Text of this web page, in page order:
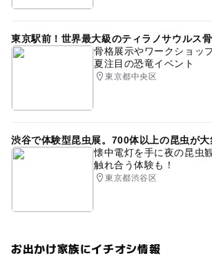
東京駅前！世界最大級のティラノサウルス
骨格展示やワークショッ
夏注目の恐竜イベント
東京都中央区
渋谷で体験型昆虫展。700体以上の昆虫が大
懐中電灯を手に夜の昆虫
触れ合う体験も！
東京都渋谷区
お出かけ家族にイチオシ情報